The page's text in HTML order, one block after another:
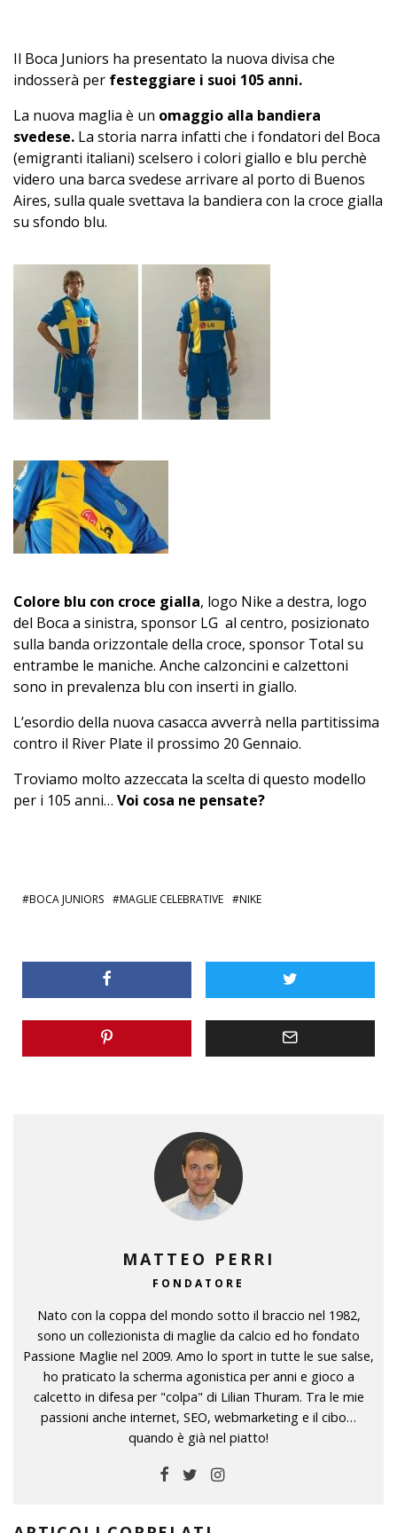
Il Boca Juniors ha presentato la nuova divisa che
indosserà per festeggiare i suoi 105 anni.
La nuova maglia è un omaggio alla bandiera
svedese. La storia narra infatti che i fondatori del Boca
(emigranti italiani) scelsero i colori giallo e blu perchè
videro una barca svedese arrivare al porto di Buenos
Aires, sulla quale svettava la bandiera con la croce gialla
su sfondo blu.
Colore blu con croce gialla, logo Nike a destra, logo
del Boca a sinistra, sponsor LG al centro, posizionato
sulla banda orizzontale della croce, sponsor Total su
entrambe le maniche. Anche calzoncini e calzettoni
sono in prevalenza blu con inserti in giallo.
L’esordio della nuova casacca avverrà nella partitissima
contro il River Plate il prossimo 20 Gennaio.
Troviamo molto azzeccata la scelta di questo modello
per i 105 anni… Voi cosa ne pensate?
BOCA JUNIORS MAGLIE CELEBRATIVE NIKE
MATTEO PERRI
FONDATORE
Nato con la coppa del mondo sotto il braccio nel 1982,
sono un collezionista di maglie da calcio ed ho fondato
Passione Maglie nel 2009. Amo lo sport in tutte le sue salse,
ho praticato la scherma agonistica per anni e gioco a
calcetto in difesa per "colpa" di Lilian Thuram. Tra le mie
passioni anche internet, SEO, webmarketing e il cibo…
quando è già nel piatto!